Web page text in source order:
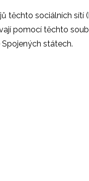
těchto sociálních
pomocí těchto
státech.